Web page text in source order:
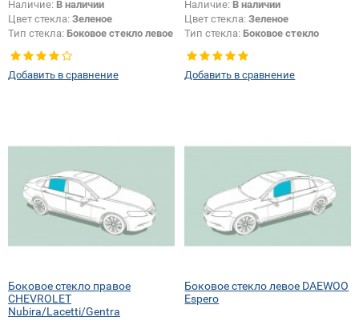
Наличие: В наличии
Цвет стекла: Зеленое
Тип стекла: Боковое стекло левое
Добавить в сравнение
Наличие: В наличии
Цвет стекла:Зеленое
Тип стекла: Боковое стекло
правое
Добавить в сравнение
Боковое стекло правое
CHEVROLET
Nubira/Lacetti/Gentra
Боковое стекло левое DAEWOO
Espero